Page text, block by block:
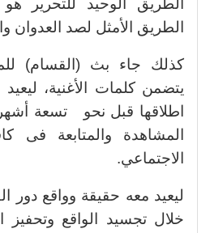
الطريق الوحيد للتحرير هو
الطريق الأمثل لصد العدوان
كذلك جاء بث (القسام)
يتضمن كلمات الأغنية،
اطلاقها قبل نحو تسعة
المشاهدة والمتابعة فى
الاجتماعي.
ليعيد معه حقيقة وواقع دور
خلال تجسيد الواقع